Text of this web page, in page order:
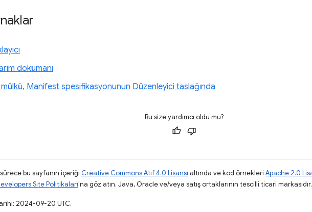
dokümanı
mülkü, Manifest spesifikasyonunun Düzenleyici taslağında
Bu size yardımcı oldu mu?
bu sayfanın içeriği Creative Commons Atıf 4.0 Lisansı altında ve kod örnekleri Apache 2.0
Site Politikaları'na göz atın. Java, Oracle ve/veya satış ortaklarının tescilli ticari markasıdır.
2024-09-20 UTC.